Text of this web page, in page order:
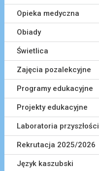
Opieka medyczna
Obiady
Świetlica
Zajęcia pozalekcyjne
Programy edukacyjne
Projekty edukacyjne
Laboratoria przyszłości
Rekrutacja 2025/2026
Język kaszubski